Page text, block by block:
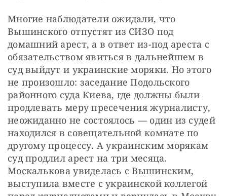
Многие наблюдатели ожидали, что
Вышинского отпустят из СИЗО под
домашний арест, а в ответ из-под ареста с
обязательством явиться в дальнейшем в
суд выйдут и украинские моряки. Но этого
не произошло: заседание Подольского
районного суда Киева, где должны были
продлевать меру пресечения журналисту,
неожиданно не состоялось — один из судей
находился в совещательной комнате по
другому процессу. А украинским морякам
суд продлил арест на три месяца.
Москалькова увиделась с Вышинским,
выступила вместе с украинской коллегой